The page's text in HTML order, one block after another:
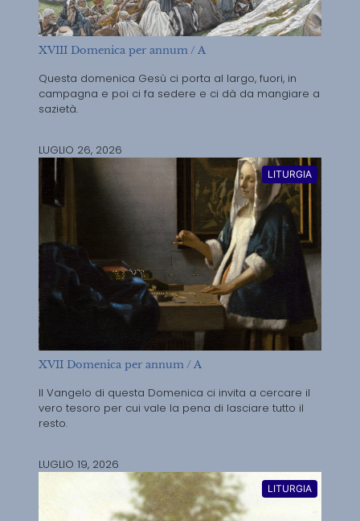
XVIII Domenica per annum / A
Questa domenica Gesù ci porta al largo, fuori, in
campagna e poi ci fa sedere e ci dà da mangiare a
sazietà.
LUGLIO 26, 2026
LITURGIA
XVII Domenica per annum / A
Il Vangelo di questa Domenica ci invita a cercare il
vero tesoro per cui vale la pena di lasciare tutto il
resto.
LUGLIO 19, 2026
LITURGIA